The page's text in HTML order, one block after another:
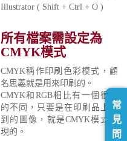
Illustrator ( Shift + Ctrl + O )
所有檔案需設定為
CMYK模式
CMYK稱作印刷色彩模式，顧
名思義就是用來印刷的。
CMYK和RGB相比有一個很大
的不同，只要是在印刷品上看
到的圖像，就是CMYK模式表
現的。
常
見
問